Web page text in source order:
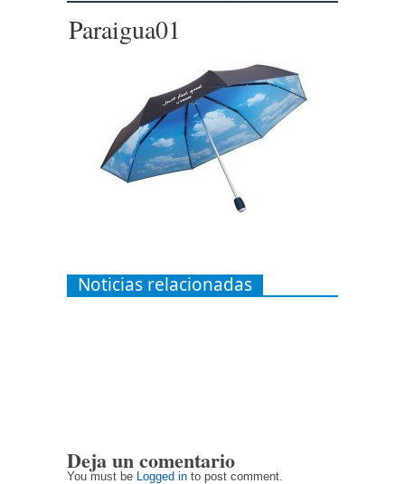
Paraigua01
Noticias relacionadas
Deja un comentario
You must be Logged in to post comment.